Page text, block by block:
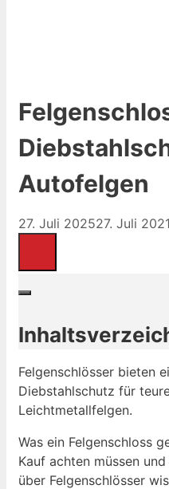
Autofelgen
27. Juli 202527. Juli 2021
Felgenschlösser bieten
Diebstahlschutz für
Leichtmetallfelgen.
Was ein Felgenschloss
Kauf achten müssen
über Felgenschlösser